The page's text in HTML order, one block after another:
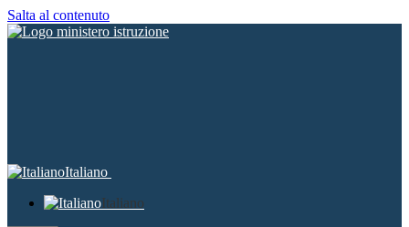
Salta al contenuto
Italiano
Italiano